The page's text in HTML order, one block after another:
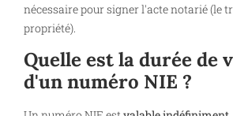
nécessaire pour signer l'acte notarié (le
propriété).
Quelle est la durée de
d'un numéro NIE ?